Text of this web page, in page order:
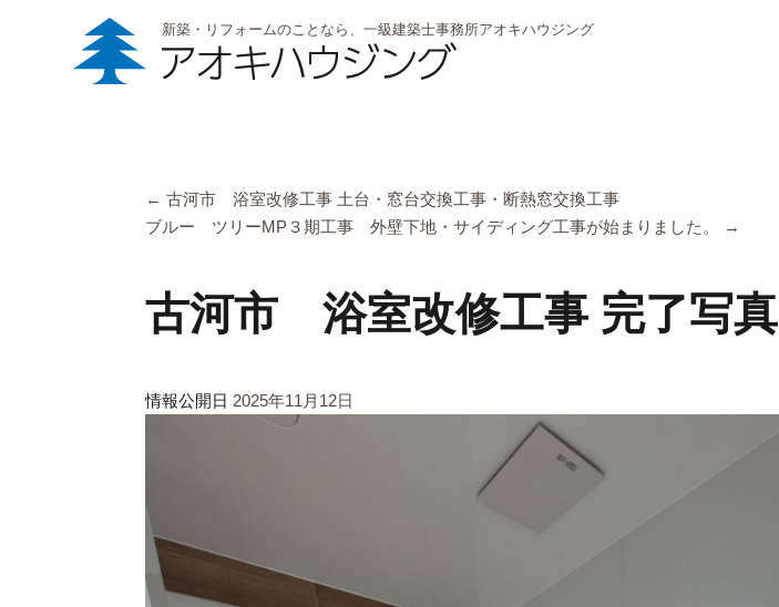
新築・リフォームのことなら、一級建築士事務所アオキハウジング
← 古河市 浴室改修工事 土台・窓台交換工事・断熱窓交換工事
ブルー ツリーMP３期工事 外壁下地・サイディング工事が始まりました。
→
古河市 浴室改修工事 完了写真
情報公開日 2025年11月12日